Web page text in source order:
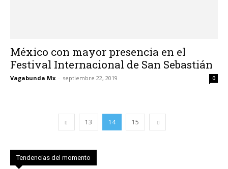
México con mayor presencia en el
Festival Internacional de San Sebastián
Vagabunda Mx - septiembre 22, 2019 0
13 14 15
Tendencias del momento